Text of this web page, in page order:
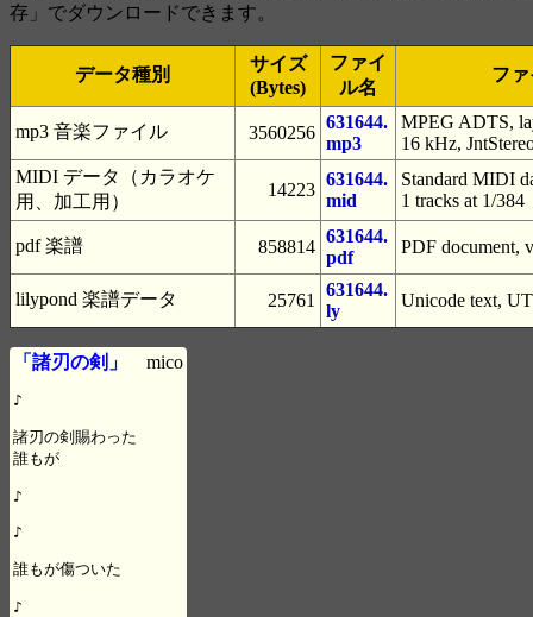
存」でダウンロードできます。
データ種別
サイズ
(Bytes)
ファイ
ル名
フ
mp3 音楽ファイル 3560256
631644.
mp3
MPEG ADTS,
16 kHz,
MIDI データ（カラオケ
用、加工用）
14223
631644.
mid
Standard MIDI
1 tracks at 1/384
pdf 楽譜 858814
631644.
pdf
PDF document,
lilypond 楽譜データ 25761
631644.
ly
Unicode text,
「諸刃の剣」 mico
♪
諸刃の剣賜わった
誰もが
♪
♪
誰もが傷ついた
♪